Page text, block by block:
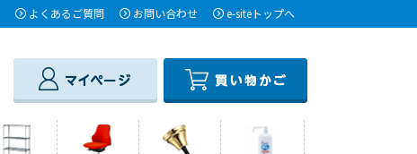
よくあるご質問 お問い合わせ e-siteトップへ